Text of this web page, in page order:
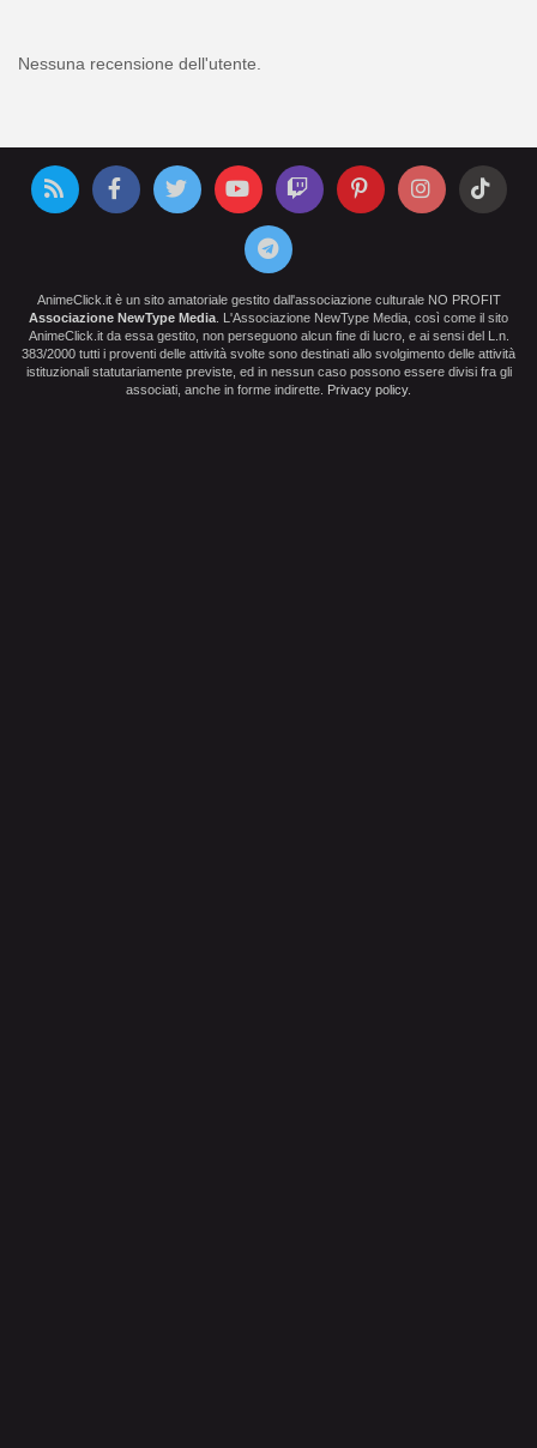
Nessuna recensione dell'utente.
AnimeClick.it è un sito amatoriale gestito dall'associazione culturale NO PROFIT
Associazione NewType Media . L'Associazione NewType Media, così come il sito
AnimeClick.it da essa gestito, non perseguono alcun fine di lucro, e ai sensi del L.n.
383/2000 tutti i proventi delle attività svolte sono destinati allo svolgimento delle attività
istituzionali statutariamente previste, ed in nessun caso possono essere divisi fra gli
associati, anche in forme indirette. Privacy policy.